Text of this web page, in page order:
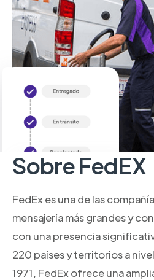
Sobre FedEX
FedEx es una de las
mensajería más grandes y
con una presencia
220 países y territorios a
1971, FedEx ofrece una